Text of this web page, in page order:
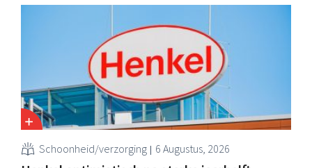
over te nemen van de holding Eurazeo.
Schoonheid/verzorging 6 Augustus, 2026